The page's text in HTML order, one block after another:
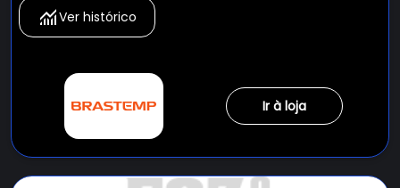
Ver histórico
Ir à loja